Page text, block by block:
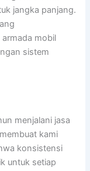
jangka panjang.
mobil
sistem
menjalani jasa
kami
konsistensi
untuk setiap